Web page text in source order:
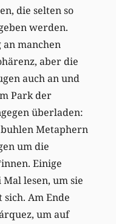
die selten so
werden.
manchen
aber die
auchan und
Park der
überladen:
buhlenMetaphern
um die
. Einige
lesen, um sie
sich. Am Ende
um auf